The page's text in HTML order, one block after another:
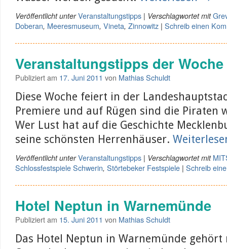
Veröffentlicht unter Veranstaltungstipps | Verschlagwortet mit
Doberan, Meeresmuseum, Vineta, Zinnowitz | Schreib einen
Veranstaltungstipps der Woche
Publiziert am 17. Juni 2011 von Mathias Schuldt
Diese Woche feiert in der
Premiere und auf Rügen sind die Piraten
Wer Lust hat auf die Geschichte
seine schönsten Herrenhäuser.
Veröffentlicht unter Veranstaltungstipps | Verschlagwortet mit
Schlossfestspiele Schwerin, Störtebeker Festspiele | Schreib
Hotel Neptun in Warnemünde
Publiziert am 15. Juni 2011 von Mathias Schuldt
Das Hotel Neptun in Warnemünde